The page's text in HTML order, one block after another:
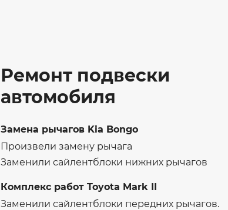
Ремонт подвески
автомобиля
Замена рычагов Kia Bongo
Произвели замену рычага
Заменили сайлентблоки нижних рычагов
Комплекс работ Toyota Mark II
Заменили сайлентблоки передних рычагов.